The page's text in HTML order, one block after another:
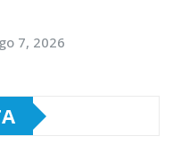
7, 2026